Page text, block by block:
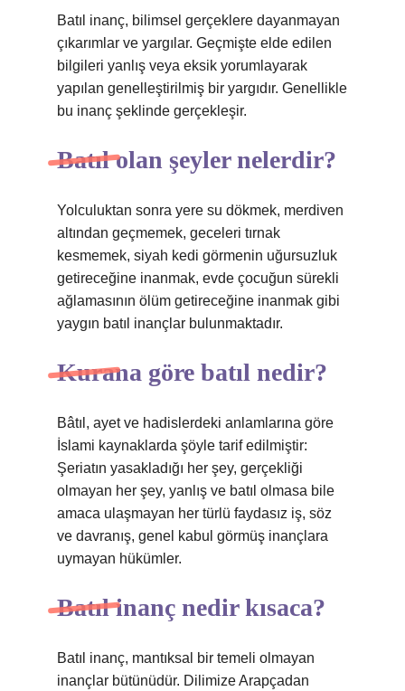
Batıl inanç, bilimsel gerçeklere dayanmayan
çıkarımlar ve yargılar. Geçmişte elde edilen
bilgileri yanlış veya eksik yorumlayarak
yapılan genelleştirilmiş bir yargıdır. Genellikle
bu inanç şeklinde gerçekleşir.
Batıl olan şeyler nelerdir?
Yolculuktan sonra yere su dökmek, merdiven
altından geçmemek, geceleri tırnak
kesmemek, siyah kedi görmenin uğursuzluk
getireceğine inanmak, evde çocuğun sürekli
ağlamasının ölüm getireceğine inanmak gibi
yaygın batıl inançlar bulunmaktadır.
Kurana göre batıl nedir?
Bâtıl, ayet ve hadislerdeki anlamlarına göre
İslami kaynaklarda şöyle tarif edilmiştir:
Şeriatın yasakladığı her şey, gerçekliği
olmayan her şey, yanlış ve batıl olmasa bile
amaca ulaşmayan her türlü faydasız iş, söz
ve davranış, genel kabul görmüş inançlara
uymayan hükümler.
Batıl inanç nedir kısaca?
Batıl inanç, mantıksal bir temeli olmayan
inançlar bütünüdür. Dilimize Arapçadan